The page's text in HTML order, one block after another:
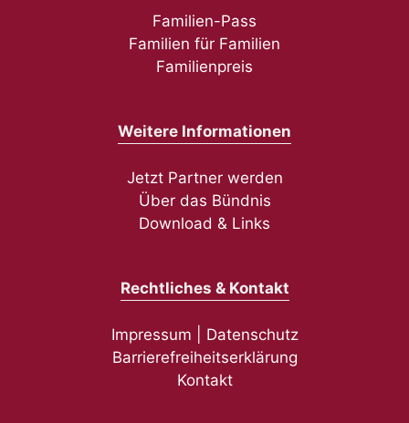
Familien-Pass
Familien für Familien
Familienpreis
Weitere Informationen
Jetzt Partner werden
Über das Bündnis
Download & Links
Rechtliches & Kontakt
Impressum
Datenschutz
Barrierefreiheitserklärung
Kontakt